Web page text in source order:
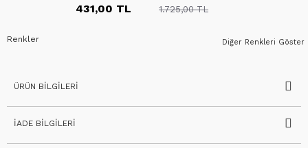
431,00 TL 1.725,00 TL
Diğer Renkleri Göster
Renkler
ÜRÜN BILGILERI
İADE BILGILERI